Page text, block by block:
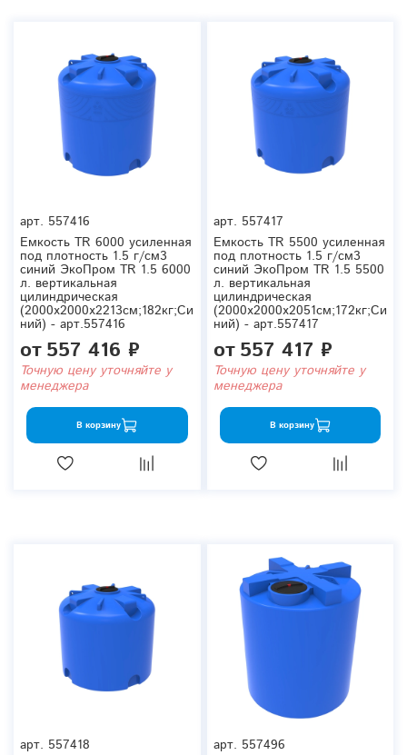
арт. 557416
Емкость TR 6000 усиленная
под плотность 1.5 г/см3
синий ЭкоПром TR 1.5 6000
л. вертикальная
цилиндрическая
(2000x2000x2213см;182кг;Си
ний) - арт.557416
от557 416 ₽
Точную цену уточняйте у
менеджера
В корзину
арт. 557417
Емкость TR 5500 усиленная
под плотность 1.5 г/см3
синий ЭкоПром TR 1.5 5500
л. вертикальная
цилиндрическая
(2000x2000x2051см;172кг;Си
ний) - арт.557417
от557 417 ₽
Точную цену уточняйте у
менеджера
В корзину
арт. 557418
арт. 557496